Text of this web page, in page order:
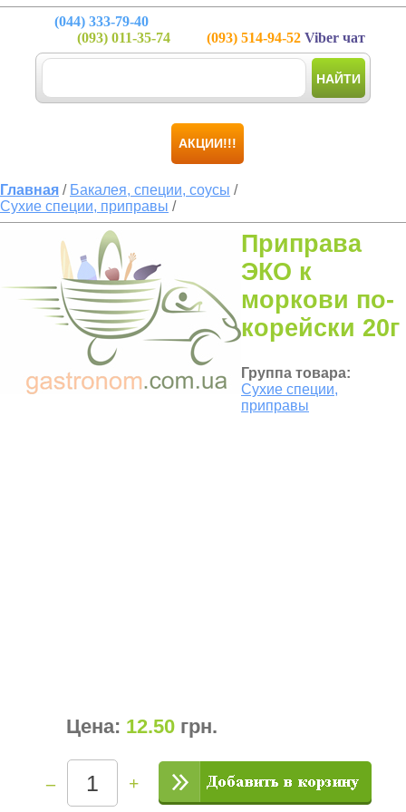
(044) 333-79-40
(093) 011-35-74 (093) 514-94-52 Viber чат
НАЙТИ
АКЦИИ!!!
Главная / Бакалея, специи, соусы /
Сухие специи, приправы /
Приправа
ЭКО к
моркови по-
корейски 20г
Группа товара:
Сухие специи,
приправы
Цена: 12.50 грн.
– +